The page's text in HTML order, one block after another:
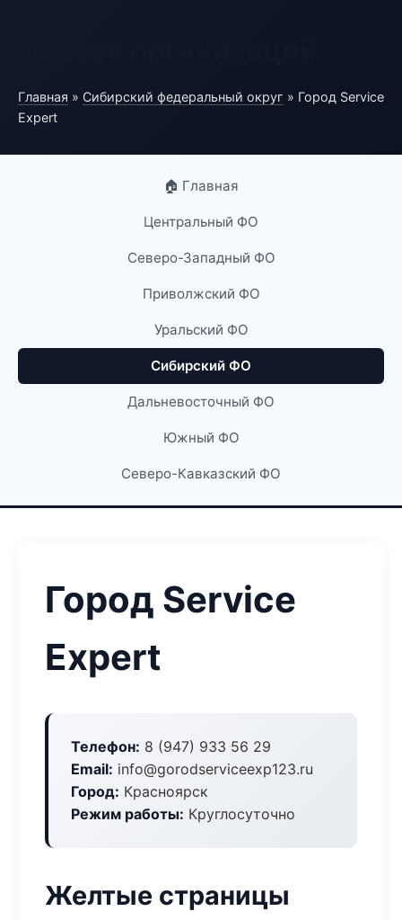
Главная » Сибирский федеральный округ » Город Service
Expert
🏠 Главная
Центральный ФО
Северо-Западный ФО
Приволжский ФО
Уральский ФО
Сибирский ФО
Дальневосточный ФО
Южный ФО
Северо-Кавказский ФО
Город Service
Expert
Телефон: 8 (947) 933 56 29
Email: info@gorodserviceexp123.ru
Город: Красноярск
Режим работы: Круглосуточно
Желтые страницы